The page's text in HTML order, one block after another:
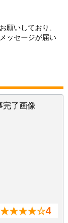
願いしており、
ッセージが届い
★★★★☆4